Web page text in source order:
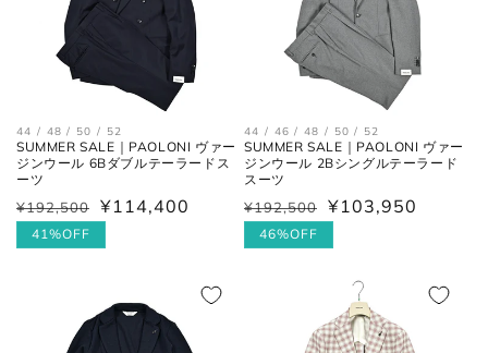
44 / 48 / 50 / 52
SUMMER SALE｜PAOLONI ヴァー
ジンウール 6Bダブルテーラードス
ーツ
通
常
¥192,500
セ
ー
¥114,400
41%OFF
44 / 46 / 48 / 50 / 52
SUMMER SALE｜PAOLONI ヴァー
ジンウール 2Bシングルテーラード
スーツ
通
常
¥192,500
セ
ー
¥103,950
46%OFF